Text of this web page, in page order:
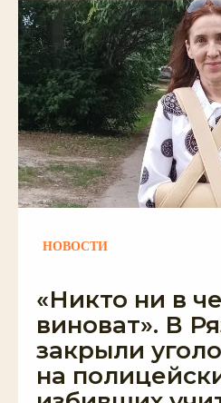
НОВОСТИ
«Никто ни в
виноват». В
закрыли
на